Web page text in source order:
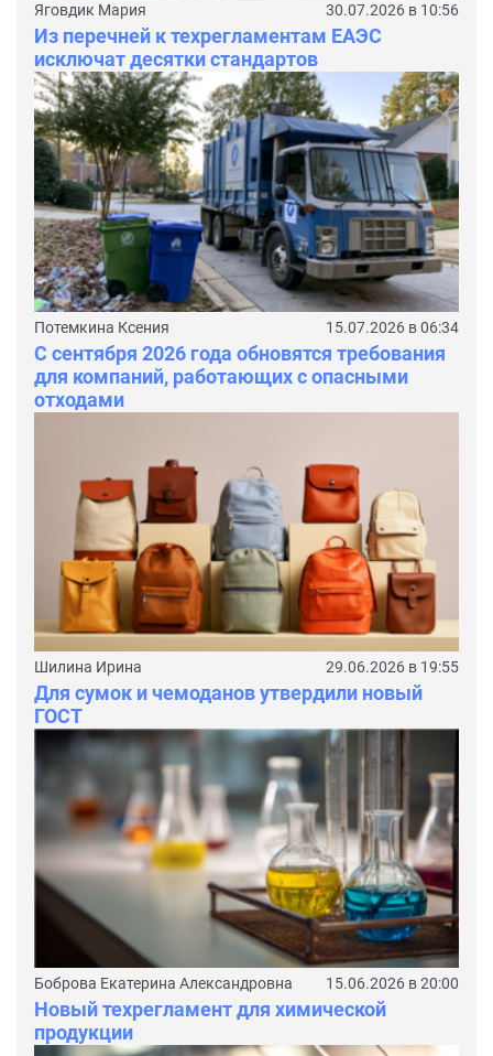
Яговдик Мария 30.07.2026 в 10:56
Из перечней к техрегламентам ЕАЭС
исключат десятки стандартов
Потемкина Ксения 15.07.2026 в 06:34
С сентября 2026 года обновятся требования
для компаний, работающих с опасными
отходами
Шилина Ирина 29.06.2026 в 19:55
Для сумок и чемоданов утвердили новый
ГОСТ
Боброва Екатерина Александровна 15.06.2026 в 20:00
Новый техрегламент для химической
продукции